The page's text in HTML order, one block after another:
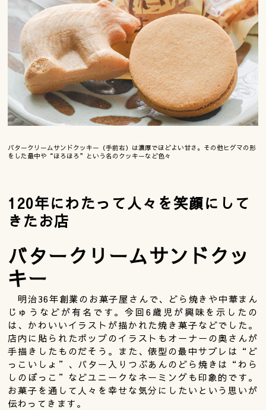
バタークリームサンドクッキー（手前右）は濃厚でほどよい甘さ。その他ヒグマの形
をした最中や“ほろほろ”という名のクッキーなど色々
120年にわたって人々を笑顔にして
きたお店
バタークリームサンドクッ
キー
明治36年創業のお菓子屋さんで、どら焼きや中華まん
じゅうなどが有名です。今回6歳児が興味を示したの
は、かわいいイラストが描かれた焼き菓子などでした。
店内に貼られたポップのイラストもオーナーの奥さんが
手描きしたものだそう。また、俵型の最中サブレは“ど
っこいしょ”、バター入りつぶあんのどら焼きは“わら
しのぼっこ”などユニークなネーミングも印象的です。
お菓子を通して人々を幸せな気分にしたいという思いが
伝わってきます。